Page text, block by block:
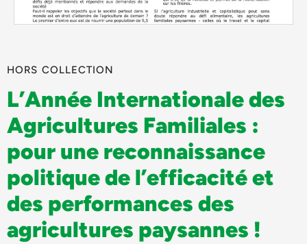
HORS COLLECTION
L’Année Internationale des
Agricultures Familiales :
pour une reconnaissance
politique de l’efficacité et
des performances des
agricultures paysannes !